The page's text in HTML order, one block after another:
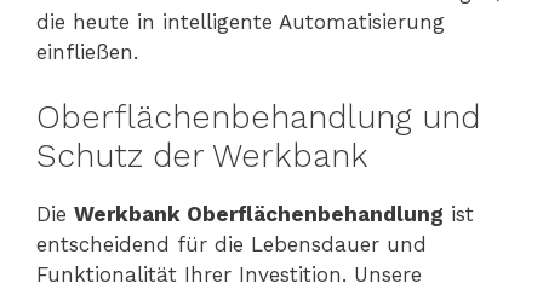
die heute in intelligente Automatisierung
einfließen.
Oberflächenbehandlung und
Schutz der Werkbank
Die Werkbank Oberflächenbehandlung ist
entscheidend für die Lebensdauer und
Funktionalität Ihrer Investition. Unsere